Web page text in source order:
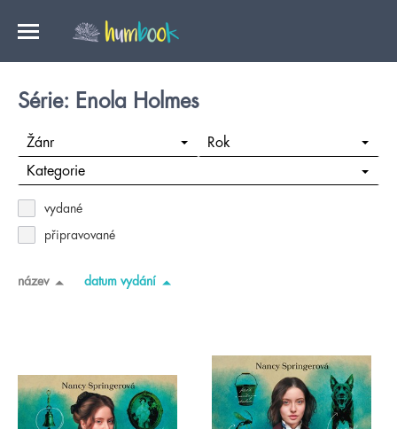
Série: Enola Holmes
Žánr Rok
Kategorie
vydané
připravované
název datum vydání